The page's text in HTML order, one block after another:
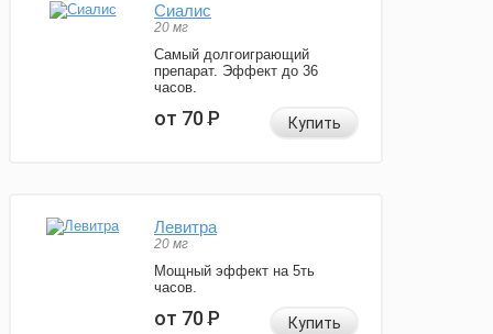
Сиалис
20 мг
Самый долгоиграющий
препарат. Эффект до 36
часов.
от 70Р Купить
Левитра
20 мг
Мощный эффект на 5ть
часов.
от 70Р Купить